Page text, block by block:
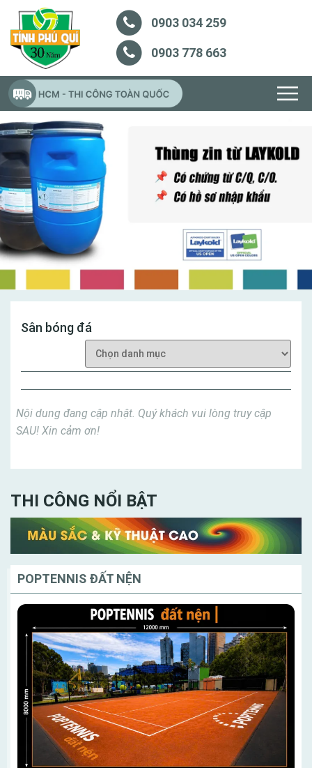
0903 034 259
0903 778 663
Sân bóng đá
Nội dung đang cập nhật. Quý khách vui lòng truy cập
SAU! Xin cảm ơn!
THI CÔNG NỔI BẬT
POPTENNIS ĐẤT NỆN